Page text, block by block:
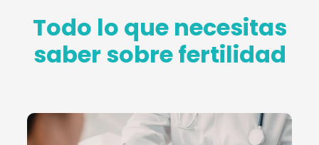
Todo lo que necesitas
saber sobre fertilidad